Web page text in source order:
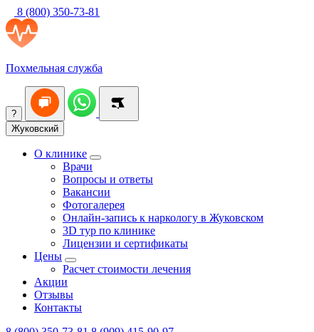
8 (800) 350-73-81
Похмельная служба
?
Жуковский
О клинике
Врачи
Вопросы и ответы
Вакансии
Фотогалерея
Онлайн-запись к наркологу в Жуковском
3D тур по клинике
Лицензии и сертификаты
Цены
Расчет стоимости лечения
Акции
Отзывы
Контакты